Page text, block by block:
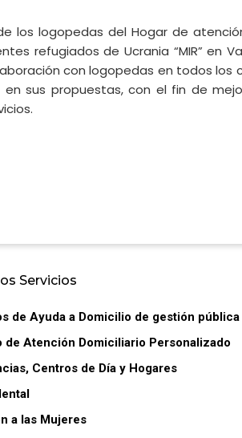
los logopedas del Hogar de
refugiados de Ucrania “MIR” en
con logopedas en todos los
sus propuestas, con el fin de
Servicios
de Ayuda a Domicilio de gestión pública
de Atención Domiciliario Personalizado
Centros de Día y Hogares
a las Mujeres